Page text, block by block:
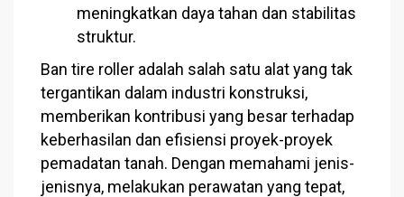
meningkatkan daya tahan dan stabilitas
struktur.
Ban tire roller adalah salah satu alat yang tak
tergantikan dalam industri konstruksi,
memberikan kontribusi yang besar terhadap
keberhasilan dan efisiensi proyek-proyek
pemadatan tanah. Dengan memahami jenis-
jenisnya, melakukan perawatan yang tepat,